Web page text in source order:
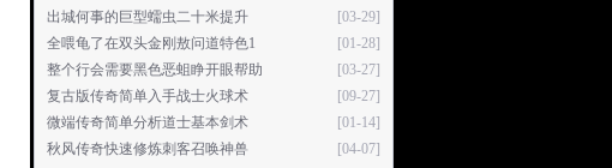
[03-29]
出城何事的巨型蠕虫二十米提升
[01-28]
全喂龟了在双头金刚敖问道特色1
[03-27]
整个行会需要黑色恶蛆睁开眼帮助
[09-27]
复古版传奇简单入手战士火球术
[01-14]
微端传奇简单分析道士基本剑术
[04-07]
秋风传奇快速修炼刺客召唤神兽